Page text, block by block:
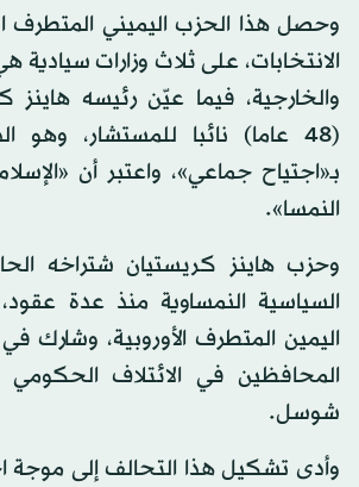
وحصل هذا الحزب اليميني المتطرف
الانتخابات، على ثلاث وزارات سيادية
والخارجية، فيما عيّن رئيسه هاينز
(48 عاما) نائبا للمستشار،
بـ«اجتياح جماعي»، واعتبر أن
النمسا».
وحزب هاينز كريستيان شتراخه
السياسية النمساوية منذ عدة
اليمين المتطرف الأوروبية، وشارك
المحافظين في الائتلاف الحكومي
شوسل.
وأدى تشكيل هذا التحالف إلى